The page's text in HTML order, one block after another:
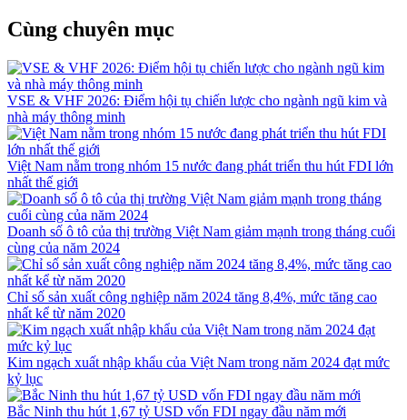
Cùng chuyên mục
VSE & VHF 2026: Điểm hội tụ chiến lược cho ngành ngũ kim và
nhà máy thông minh
Việt Nam nằm trong nhóm 15 nước đang phát triển thu hút FDI lớn
nhất thế giới
Doanh số ô tô của thị trường Việt Nam giảm mạnh trong tháng cuối
cùng của năm 2024
Chỉ số sản xuất công nghiệp năm 2024 tăng 8,4%, mức tăng cao
nhất kể từ năm 2020
Kim ngạch xuất nhập khẩu của Việt Nam trong năm 2024 đạt mức
kỷ lục
Bắc Ninh thu hút 1,67 tỷ USD vốn FDI ngay đầu năm mới